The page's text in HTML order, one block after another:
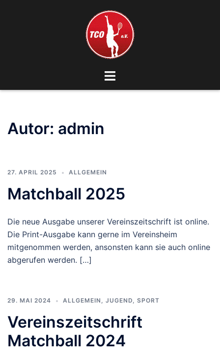
Menü
Autor: admin
27. APRIL 2025 ALLGEMEIN
Matchball 2025
Die neue Ausgabe unserer Vereinszeitschrift ist online.
Die Print-Ausgabe kann gerne im Vereinsheim
mitgenommen werden, ansonsten kann sie auch online
abgerufen werden. […]
29. MAI 2024 ALLGEMEIN , JUGEND, SPORT
Vereinszeitschrift
Matchball 2024